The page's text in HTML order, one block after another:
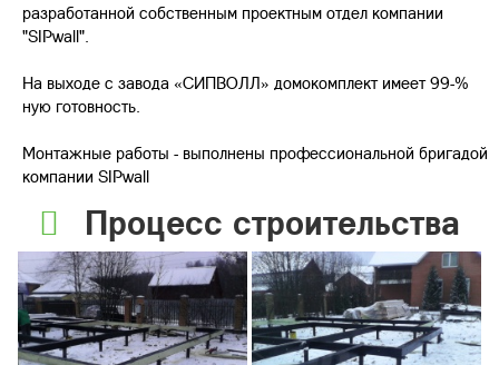
разработанной собственным проектным отдел компании
"SIPwall".
На выходе с завода «СИПВОЛЛ» домокомплект имеет 99-%
ную готовность.
Монтажные работы - выполнены профессиональной бригадой
компании SIPwall
Процесс строительства